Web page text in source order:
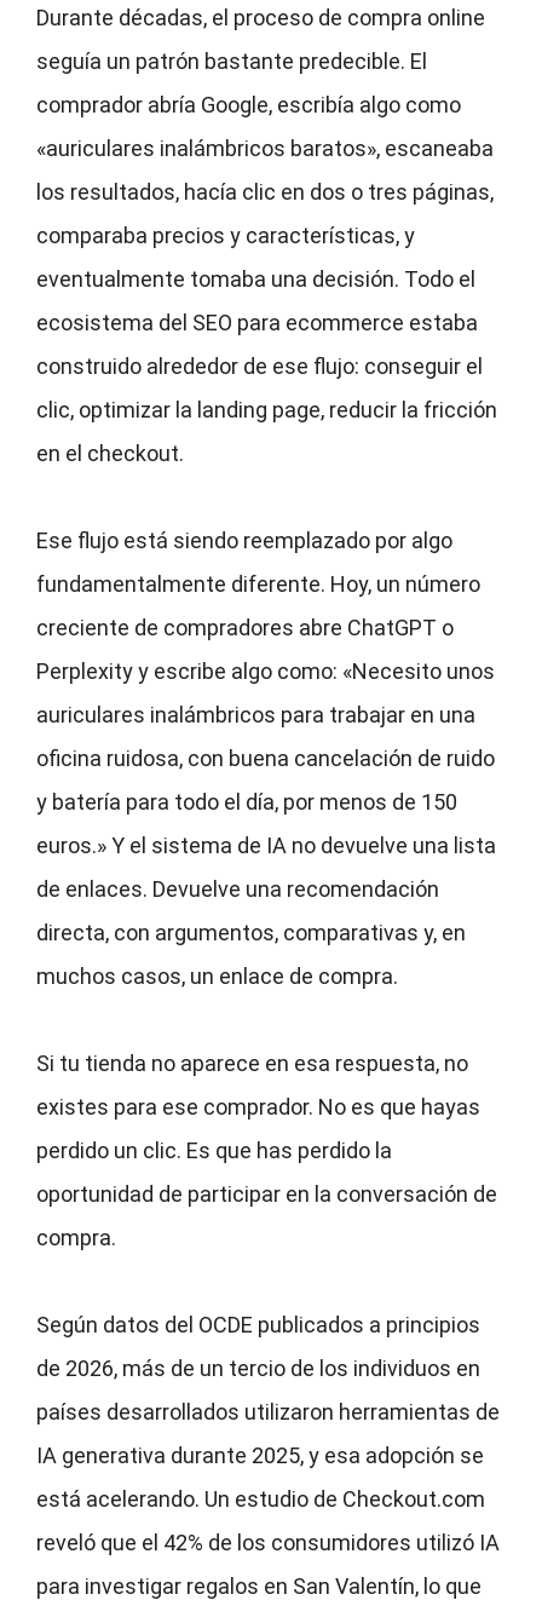
Durante décadas, el proceso de compra online
seguía un patrón bastante predecible. El
comprador abría Google, escribía algo como
«auriculares inalámbricos baratos», escaneaba
los resultados, hacía clic en dos o tres páginas,
comparaba precios y características, y
eventualmente tomaba una decisión. Todo el
ecosistema del SEO para ecommerce estaba
construido alrededor de ese flujo: conseguir el
clic, optimizar la landing page, reducir la fricción
en el checkout.
Ese flujo está siendo reemplazado por algo
fundamentalmente diferente. Hoy, un número
creciente de compradores abre ChatGPT o
Perplexity y escribe algo como: «Necesito unos
auriculares inalámbricos para trabajar en una
oficina ruidosa, con buena cancelación de ruido
y batería para todo el día, por menos de 150
euros.» Y el sistema de IA no devuelve una lista
de enlaces. Devuelve una recomendación
directa, con argumentos, comparativas y, en
muchos casos, un enlace de compra.
Si tu tienda no aparece en esa respuesta, no
existes para ese comprador. No es que hayas
perdido un clic. Es que has perdido la
oportunidad de participar en la conversación de
compra.
Según datos del OCDE publicados a principios
de 2026, más de un tercio de los individuos en
países desarrollados utilizaron herramientas de
IA generativa durante 2025, y esa adopción se
está acelerando. Un estudio de Checkout.com
reveló que el 42% de los consumidores utilizó IA
para investigar regalos en San Valentín, lo que